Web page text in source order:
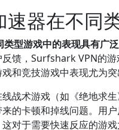
器在不同
型游戏中的表现具有广
馈，Surfshark VPN的
和竞技游戏中表现尤为突
战术游戏（如《绝地求
的卡顿和掉线问题。用
对于需要快速反应的游